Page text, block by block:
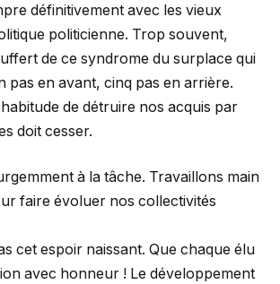
définitivement avec les vieux
politicienne. Trop souvent,
de ce syndrome du surplace qui
pas en avant, cinq pas en arrière.
de détruire nos acquis par
doit cesser.
à la tâche. Travaillons main
faire évoluer nos collectivités
cet espoir naissant. Que chaque élu
avec honneur ! Le développement